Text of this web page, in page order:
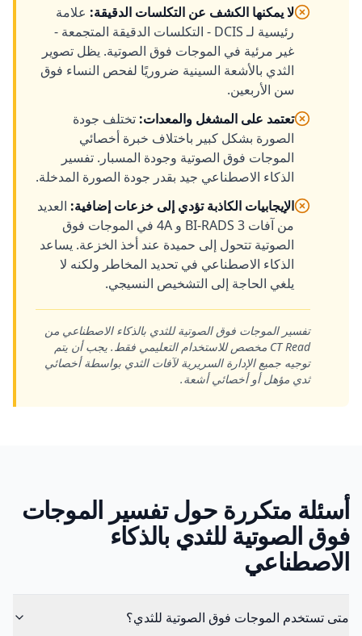
لا يمكنها الكشف عن التكلسات الدقيقة: علامة
رئيسية لـ DCIS - التكلسات الدقيقة المتجمعة -
غير مرئية في الموجات فوق الصوتية. يظل تصوير
الثدي بالأشعة السينية ضروريًا لفحص النساء فوق
سن الأربعين.
تعتمد على المشغل والمعدات: تختلف جودة
الصورة بشكل كبير باختلاف خبرة أخصائي
الموجات فوق الصوتية وجودة المسبار. تفسير
الذكاء الاصطناعي جيد بقدر جودة الصورة المدخلة.
الإيجابيات الكاذبة تؤدي إلى خزعات إضافية: العديد
من آفات BI-RADS 3 و 4A في الموجات فوق
الصوتية تتحول إلى حميدة عند أخذ الخزعة. يساعد
الذكاء الاصطناعي في تحديد المخاطر ولكنه لا
يلغي الحاجة إلى التشخيص النسيجي.
تفسير الموجات فوق الصوتية للثدي بالذكاء الاصطناعي من
CT Read مخصص للاستخدام التعليمي فقط. يجب أن يتم
توجيه جميع الإدارة السريرية لآفات الثدي بواسطة أخصائي
ثدي مؤهل أو أخصائي أشعة.
أسئلة متكررة حول تفسير الموجات
فوق الصوتية للثدي بالذكاء
الاصطناعي
متى تستخدم الموجات فوق الصوتية للثدي؟